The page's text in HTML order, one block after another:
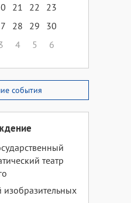
21 22
23
28 29
30
4 5 6
события
театр
изобразительных